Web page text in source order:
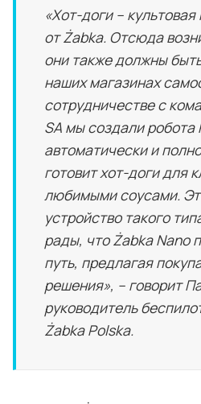
«Хот-доги –
от Żabka. Отсюда
они также должны
наших магазинах
сотрудничестве с
SA мы создали робота
автоматически и
готовит хот-доги для
любимыми соусами.
устройство такого
рады, что Żabka Nano
путь, предлагая
решения», – говорит
руководитель
Żabka Polska.